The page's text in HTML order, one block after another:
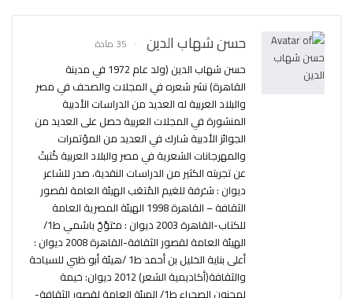
حسن شهاب الدين 35 مادة
حسن شهاب الدين (ولد عام 1972 في مدينة
القاهرة) نشر شعره في المجلات والصحف في مصر
والبلاد العربية له العديد من الدراسات الأدبية
المنشورة في المجلات العربية حصل على العديد من
الجوائز الأدبية شارك في العديد من المؤتمرات
والمهرجانات الشعرية في مصر والبلاد العربية كُتبتْ
عن تجربته الكثير من الدراسات النقدية، صدر للشاعر
ديوان : شـُرفة للغيم المُتعَب الهيئة العامة لقصور
الثقافة – القاهرة 1998 الهيئة المصرية العامة
للكتاب-القاهرة 2003 ديوان : مـُتوَّجٌ باسْمي ط1/
الهيئة العامة لقصور الثقافة-القاهرة 2008 ديوان :
أعلى بناية الخليل بن أحمد ط1 /هيئة أبو ظبي للسياحة
والثقافة(أكاديمية الشعر) 2012 ديوان: خيمة
لمجنون الصحراء ط1/ الهيئة العامة لقصور الثقافة-